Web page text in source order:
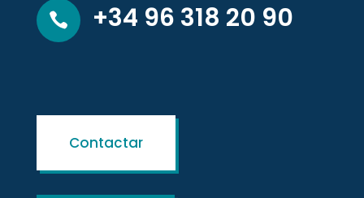
 +34 96 318 20 90
Contactar